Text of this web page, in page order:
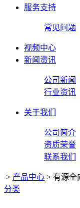
服务支持
常见问题
视频中心
新闻资讯
公司新闻
行业资讯
关于我们
公司简介
资质荣誉
联系我们
> 产品中心 > 有源全
分类